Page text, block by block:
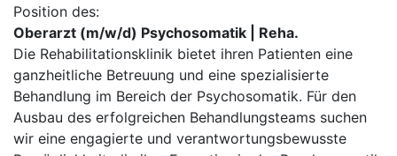
Position des:
Oberarzt (m/w/d) Psychosomatik | Reha.
Die Rehabilitationsklinik bietet ihren Patienten eine
ganzheitliche Betreuung und eine spezialisierte
Behandlung im Bereich der Psychosomatik. Für den
Ausbau des erfolgreichen Behandlungsteams suchen
wir eine engagierte und verantwortungsbewusste